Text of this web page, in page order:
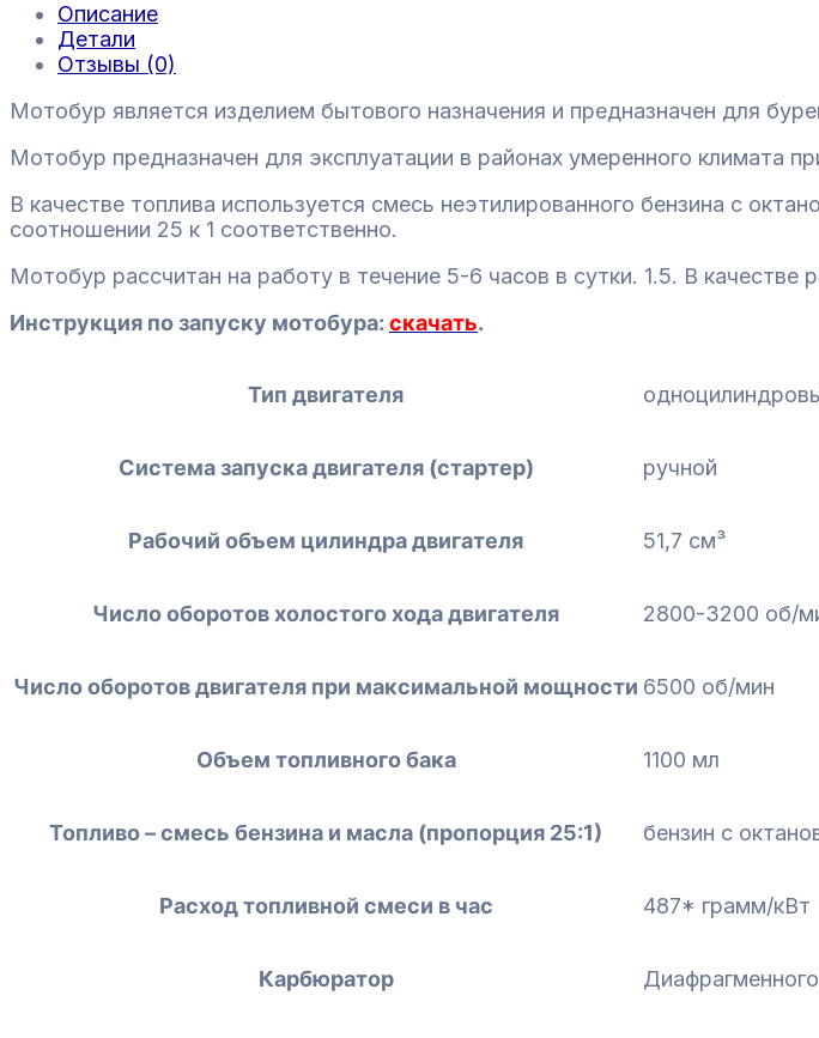
Описание
Детали
Отзывы (0)
Мотобур является изделием бытового назначения и предназначен для
Мотобур предназначен для эксплуатации в районах умеренного климата
В качестве топлива используется смесь неэтилированного бензина с
соотношении 25 к 1 соответственно.
Мотобур рассчитан на работу в течение 5-6 часов в сутки. 1.5. В качестве
Инструкция по запуску мотобура: скачать.
Тип двигателя
Система запуска двигателя (стартер) ручной
Рабочий объем цилиндра двигателя 51,7 см³
Число оборотов холостого хода двигателя 2800-3200 об/
Число оборотов двигателя при максимальной мощности 6500 об/мин
Объем топливного бака 1100 мл
Топливо – смесь бензина и масла (пропорция 25:1) бензин с
Расход топливной смеси в час 487* грамм/кВт
Карбюратор